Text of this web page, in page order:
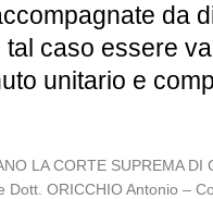
da
caso essere
unitario e
LA CORTE SUPREMA DI
ORICCHIO Antonio –